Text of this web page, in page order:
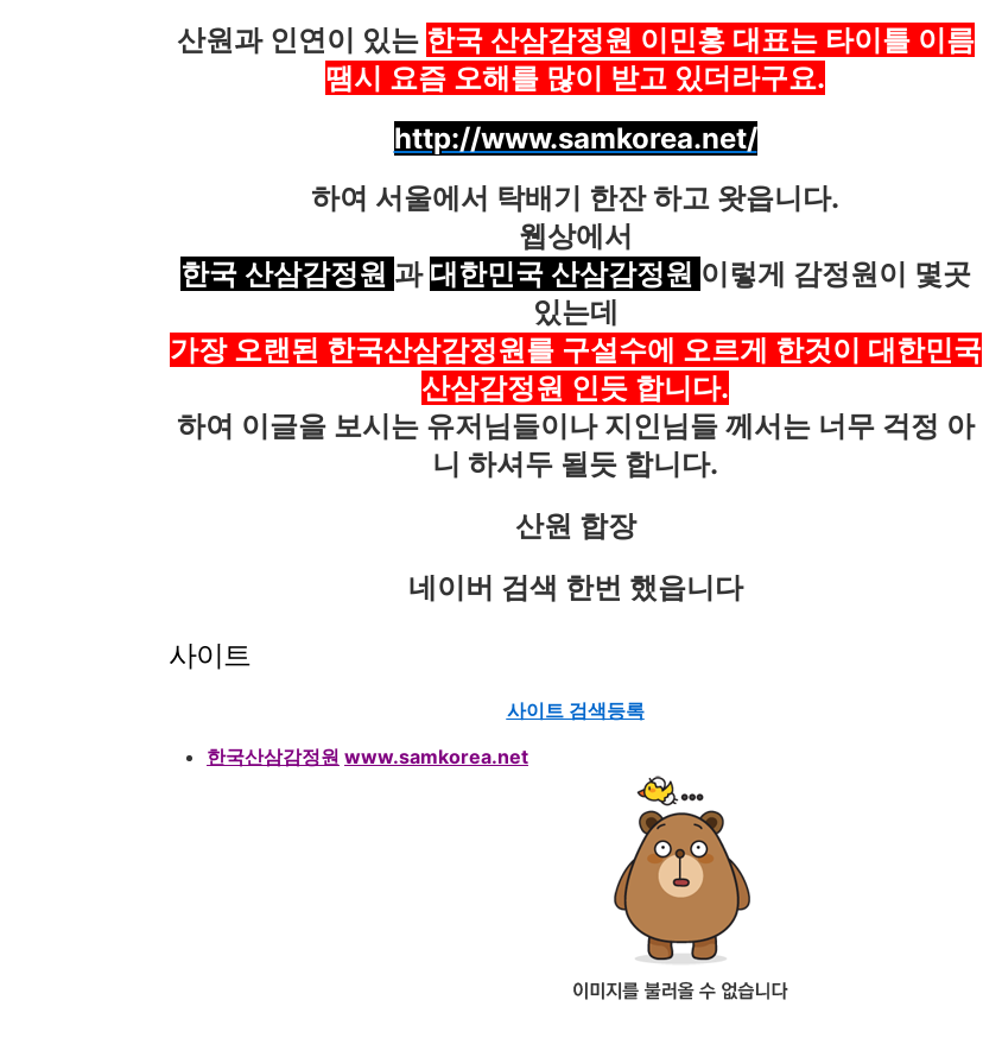
산원과 인연이 있는 한국 산삼감정원 이민홍 대표는 타이틀 이름
땜시 요즘 오해를 많이 받고 있더라구요.
http://www.samkorea.net/
하여 서울에서 탁배기 한잔 하고 왓읍니다.
웹상에서
한국 산삼감정원 과 대한민국 산삼감정원 이렇게 감정원이 몇곳
있는데
가장 오랜된 한국산삼감정원를 구설수에 오르게 한것이 대한민국
산삼감정원 인듯 합니다.
하여 이글을 보시는 유저님들이나 지인님들 께서는 너무 걱정 아
니 하셔두 될듯 합니다.
산원 합장
네이버 검색 한번 했읍니다
사이트
사이트 검색등록
한국산삼감정원 www.samkorea.net